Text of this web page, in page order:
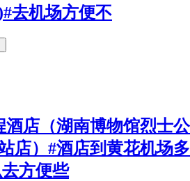
去机场方便不
酒店（湖南博物馆烈士公
店）#酒店到黄花机场多
方便些